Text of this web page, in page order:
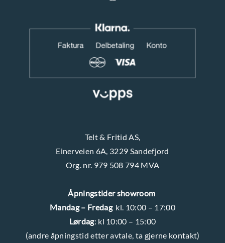
Telt & Fritid AS,
Einerveien 6A, 3229 Sandefjord
Org. nr. 979 508 794 MVA
Åpningstider showroom
Mandag – Fredagkl. 10:00 – 17:00
Lørdag: kl 10:00 – 15:00
(andre åpningstid etter avtale, ta gjerne kontakt)